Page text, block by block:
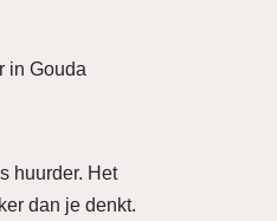
in Gouda
huurder. Het
dan je denkt.